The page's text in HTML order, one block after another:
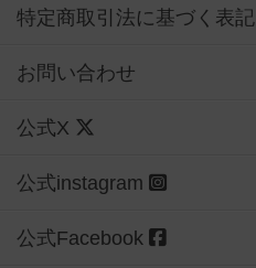
特定商取引法に基づく表記
お問い合わせ
公式X
公式instagram
公式Facebook